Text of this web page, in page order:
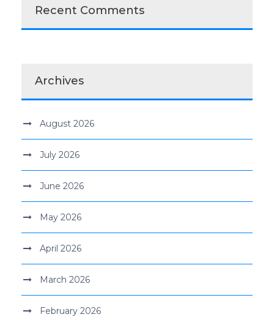
Recent Comments
Archives
August 2026
July 2026
June 2026
May 2026
April 2026
March 2026
February 2026